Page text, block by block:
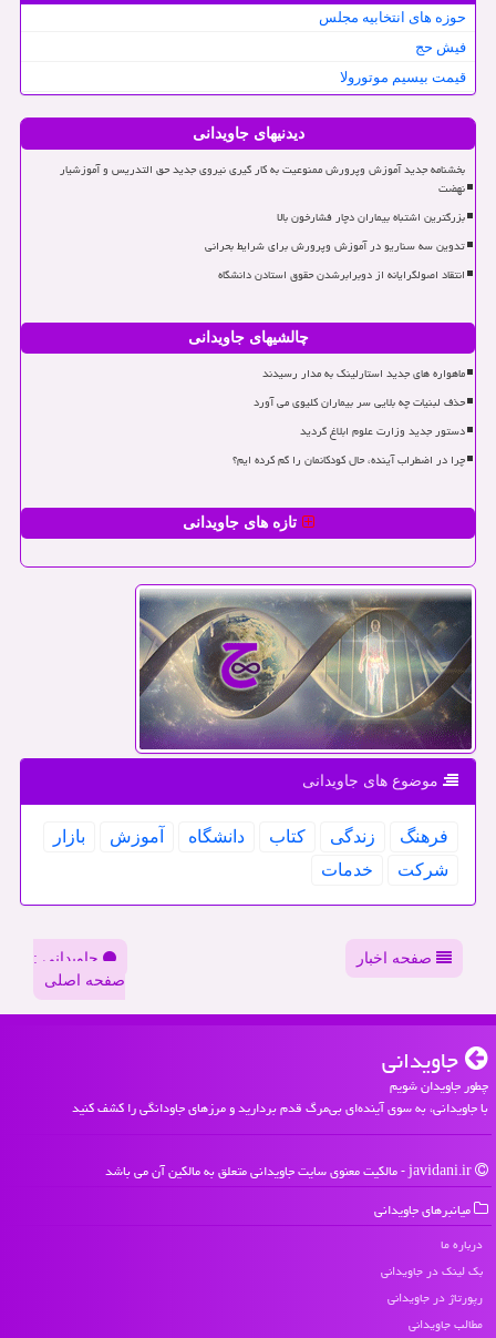
حوزه های انتخابیه مجلس
فیش حج
قیمت بیسیم موتورولا
دیدنیهای جاویدانی
بخشنامه جدید آموزش وپرورش ممنوعیت به کار گیری نیروی جدید حق التدریس و آموزشیار
نهضت
بزرگترین اشتباه بیماران دچار فشارخون بالا
تدوین سه سناریو در آموزش وپرورش برای شرایط بحرانی
انتقاد اصولگرایانه از دوبرابرشدن حقوق استادن دانشگاه
چالشیهای جاویدانی
ماهواره های جدید استارلینک به مدار رسیدند
حذف لبنیات چه بلایی سر بیماران کلیوی می آورد
دستور جدید وزارت علوم ابلاغ گردید
چرا در اضطراب آینده، حال کودکانمان را گم کرده ایم؟
تازه های جاویدانی
موضوع های جاویدانی
فرهنگ زندگی كتاب دانشگاه آموزش
بازار
شركت
خدمات
صفحه اخبار
جاویدانی :
صفحه اصلی
جاویدانی
چطور جاویدان شویم
با جاویدانی، به سوی آینده‌ای بی‌مرگ قدم بردارید و مرزهای جاودانگی را کشف کنید
میانبرهای جاویدانی
درباره ما
بک لینک در جاویدانی
رپورتاژ در جاویدانی
مطالب جاویدانی